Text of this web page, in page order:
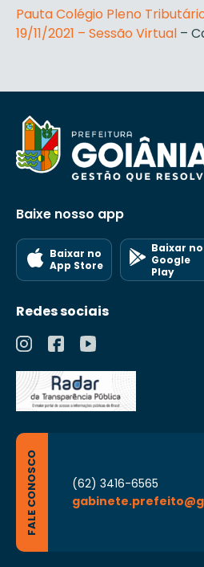
Pauta Colégio Pleno
19/11/2021 – Sessão Virtual –
Baixe nosso app
Baixar no
App Store
Baixar no
Google
Play
Redes sociais
FALE CONOSCO
(62) 3416-6565